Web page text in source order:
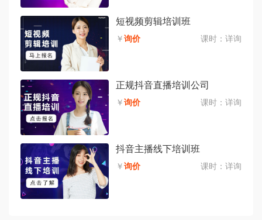
短视频剪辑培训班
￥询价 课时： 详询
正规抖音直播培训公司
￥询价 课时： 详询
抖音主播线下培训班
￥询价 课时： 详询